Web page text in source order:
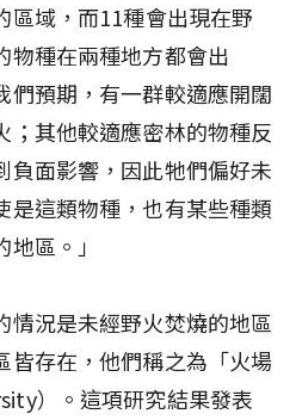
區域，而11種會出現在野
物種在兩種地方都會出
們預期，有一群較適應開闊
；其他較適應密林的物種反
負面影響，因此牠們偏好未
是這類物種，也有某些種類
區。」
情況是未經野火焚燒的地區
皆存在，他們稱之為「火場
）。這項研究結果發表